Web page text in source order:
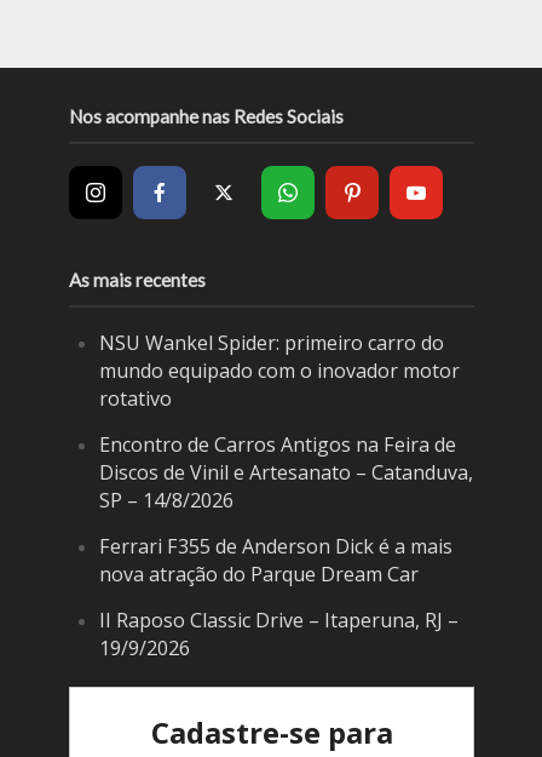
Nos acompanhe nas Redes Sociais
As mais recentes
NSU Wankel Spider: primeiro carro do
mundo equipado com o inovador motor
rotativo
Encontro de Carros Antigos na Feira de
Discos de Vinil e Artesanato – Catanduva,
SP – 14/8/2026
Ferrari F355 de Anderson Dick é a mais
nova atração do Parque Dream Car
II Raposo Classic Drive – Itaperuna, RJ –
19/9/2026